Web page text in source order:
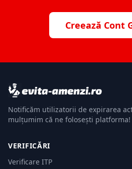
Creează Cont
Notificăm utilizatorii de expirarea
mulțumim că ne folosești platforma!
VERIFICĂRI
Verificare ITP